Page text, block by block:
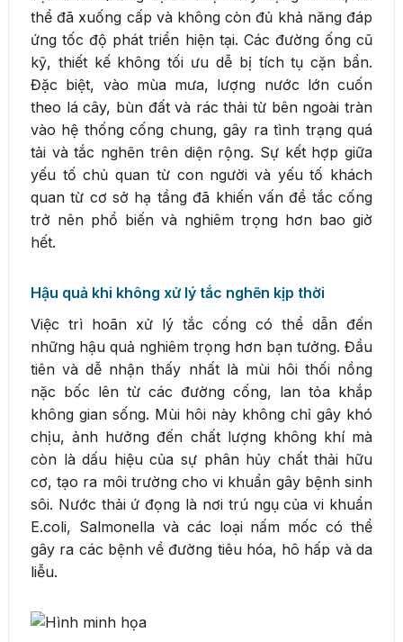
thể đã xuống cấp và không còn đủ khả năng đáp
ứng tốc độ phát triển hiện tại. Các đường ống cũ
kỹ, thiết kế không tối ưu dễ bị tích tụ cặn bẩn.
Đặc biệt, vào mùa mưa, lượng nước lớn cuốn
theo lá cây, bùn đất và rác thải từ bên ngoài tràn
vào hệ thống cống chung, gây ra tình trạng quá
tải và tắc nghẽn trên diện rộng. Sự kết hợp giữa
yếu tố chủ quan từ con người và yếu tố khách
quan từ cơ sở hạ tầng đã khiến vấn đề tắc cống
trở nên phổ biến và nghiêm trọng hơn bao giờ
hết.
Hậu quả khi không xử lý tắc nghẽn kịp thời
Việc trì hoãn xử lý tắc cống có thể dẫn đến
những hậu quả nghiêm trọng hơn bạn tưởng. Đầu
tiên và dễ nhận thấy nhất là mùi hôi thối nồng
nặc bốc lên từ các đường cống, lan tỏa khắp
không gian sống. Mùi hôi này không chỉ gây khó
chịu, ảnh hưởng đến chất lượng không khí mà
còn là dấu hiệu của sự phân hủy chất thải hữu
cơ, tạo ra môi trường cho vi khuẩn gây bệnh sinh
sôi. Nước thải ứ đọng là nơi trú ngụ của vi khuẩn
E.coli, Salmonella và các loại nấm mốc có thể
gây ra các bệnh về đường tiêu hóa, hô hấp và da
liễu.